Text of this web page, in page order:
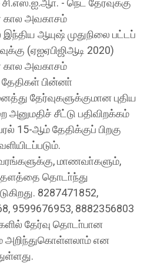
சி.எஸ்.ஐ.ஆா். - நெட் தேர்வுக்கு
கால அவகாசம்
இந்திய ஆயுஷ் முதுநிலை பட்டப்
(ஏஐஏபிஜிஆடி 2020)
கால அவகாசம்
தேதிகள் பின்னா்
தேர்வுகளுக்குமான புதிய
அனுமதிச் சீட்டு பதிவிறக்கம்
15-ஆம் தேதிக்குப் பிறகு
மாணவா்களும்,
தொடா்ந்து
8287471852,
9599676953, 8882356803
தேர்வு தொடா்பான
அறிந்துகொள்ளலாம் என